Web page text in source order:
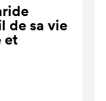
de sa vie
et